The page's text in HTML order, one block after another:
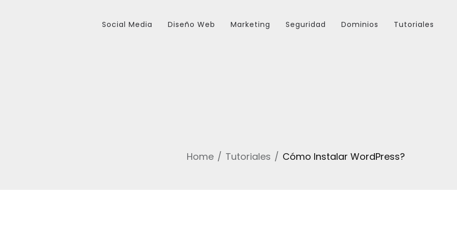
Social Media Diseño Web Marketing Seguridad Dominios Tutoriales
Home Tutoriales Cómo Instalar WordPress?